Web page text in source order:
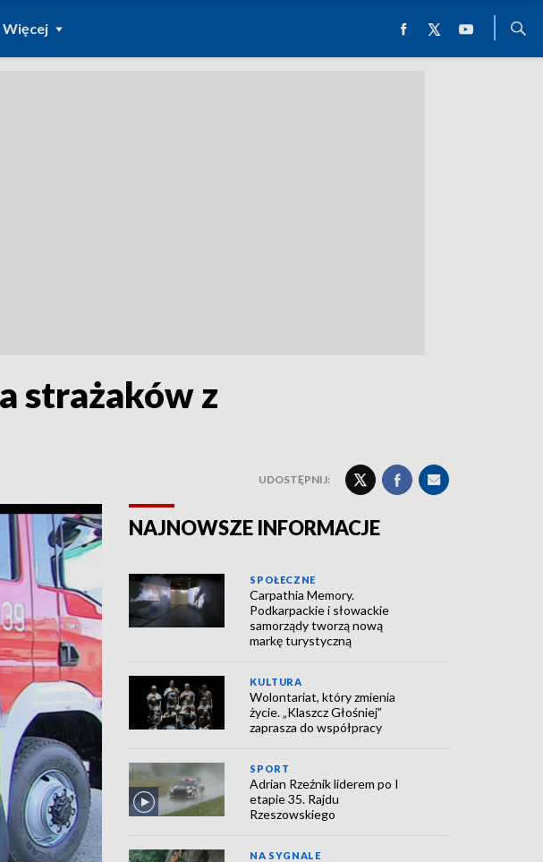
Więcej
strażaków z
UDOSTĘPNIJ:
NAJNOWSZE INFORMACJE
SPOŁECZNE
Carpathia Memory.
Podkarpackie i słowackie
samorządy tworzą nową
markę turystyczną
KULTURA
Wolontariat, który zmienia
życie. „Klaszcz Głośniej”
zaprasza do współpracy
SPORT
Adrian Rzeźnik liderem po I
etapie 35. Rajdu
Rzeszowskiego
NA SYGNALE